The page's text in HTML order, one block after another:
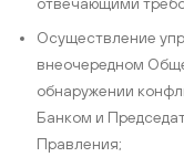
Осуществление
внеочередном
обнаружении
Банком и
Правления;